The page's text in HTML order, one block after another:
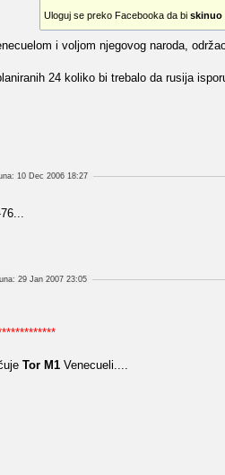
Uloguj se preko Facebooka da bi skinuo
i voljom njegovog naroda,
24 koliko bi trebalo da rusija
10 Dec 2006 18:27
29 Jan 2007 23:05
Tor M1 Venecueli....